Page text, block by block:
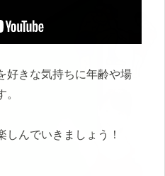
好きな気持ちに年齢や場
しんでいきましょう！